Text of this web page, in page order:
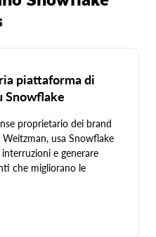
piattaforma di
Snowflake
proprietario dei brand
usa Snowflake
e generare
che migliorano le